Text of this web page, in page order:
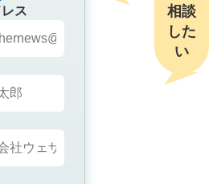
ス
相談
した
い